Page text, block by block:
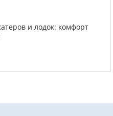
и лодок: комфорт